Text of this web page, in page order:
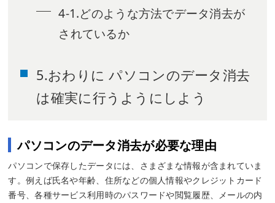
4-1.どのような方法でデータ消去が
されているか
5.おわりに パソコンのデータ消去
は確実に行うようにしよう
パソコンのデータ消去が必要な理由
パソコンで保存したデータには、さまざまな情報が含まれていま
す。例えば氏名や年齢、住所などの個人情報やクレジットカード
番号、各種サービス利用時のパスワードや閲覧履歴、メールの内